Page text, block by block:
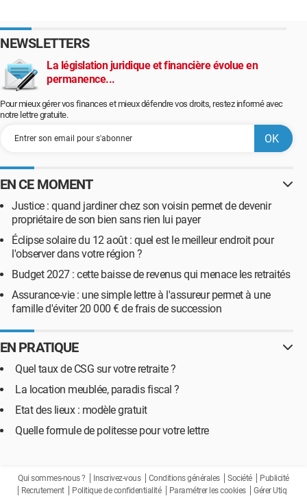
NEWSLETTERS
La législation juridique et financière évolue en
permanence...
Pour mieux gérer vos finances et mieux défendre vos droits, restez informé avec
notre lettre gratuite.
EN CE MOMENT
Justice : quand jardiner chez son voisin permet de devenir
propriétaire de son bien sans rien lui payer
Éclipse solaire du 12 août : quel est le meilleur endroit pour
l'observer dans votre région ?
Budget 2027 : cette baisse de revenus qui menace les retraités
Assurance-vie : une simple lettre à l'assureur permet à une
famille d'éviter 20 000 € de frais de succession
EN PRATIQUE
Quel taux de CSG sur votre retraite ?
La location meublée, paradis fiscal ?
Etat des lieux : modèle gratuit
Quelle formule de politesse pour votre lettre
Qui sommes-nous ? Inscrivez-vous Conditions générales Société
Publicité
Recrutement
Politique de confidentialité Paramétrer les cookies Gérer Utiq